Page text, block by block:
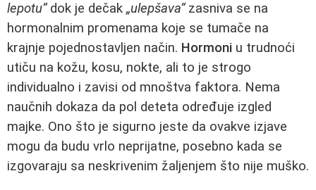
lepotu“dok je dečak „ulepšava“zasniva se na
hormonalnim promenama koje se tumače na
krajnje pojednostavljen način. Hormoni u trudnoći
utiču na kožu, kosu, nokte, ali to je strogo
individualno i zavisi od mnoštva faktora. Nema
naučnih dokaza da pol deteta određuje izgled
majke. Ono što je sigurno jeste da ovakve izjave
mogu da budu vrlo neprijatne, posebno kada se
izgovaraju sa neskrivenim žaljenjem što nije muško.